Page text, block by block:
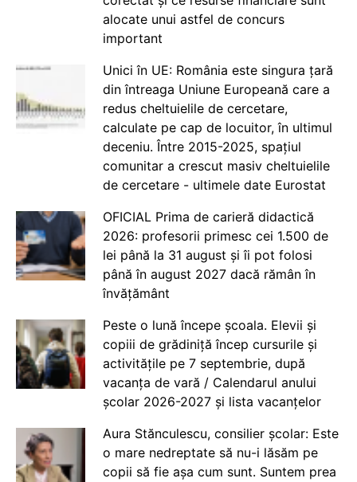
alocate unui astfel de concurs
important
Unici în UE: România este singura țară
din întreaga Uniune Europeană care a
redus cheltuielile de cercetare,
calculate pe cap de locuitor, în ultimul
deceniu. Între 2015-2025, spațiul
comunitar a crescut masiv cheltuielile
de cercetare - ultimele date Eurostat
OFICIAL Prima de carieră didactică
2026: profesorii primesc cei 1.500 de
lei până la 31 august și îi pot folosi
până în august 2027 dacă rămân în
învățământ
Peste o lună începe școala. Elevii și
copiii de grădiniță încep cursurile și
activitățile pe 7 septembrie, după
vacanța de vară / Calendarul anului
școlar 2026-2027 și lista vacanțelor
Aura Stănculescu, consilier școlar: Este
o mare nedreptate să nu-i lăsăm pe
copii să fie așa cum sunt. Suntem prea